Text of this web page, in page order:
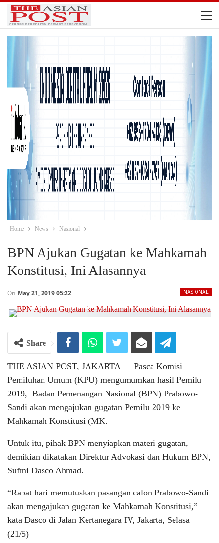
Home News Nasional
BPN Ajukan Gugatan ke Mahkamah
Konstitusi, Ini Alasannya
NASIONAL
On May 21, 2019 05:22
Share
THE ASIAN POST, JAKARTA ― Pasca Komisi
Pemiluhan Umum (KPU) mengumumkan hasil Pemilu
2019, Badan Pemenangan Nasional (BPN) Prabowo-
Sandi akan mengajukan gugatan Pemilu 2019 ke
Mahkamah Konstitusi (MK.
Untuk itu, pihak BPN menyiapkan materi gugatan,
demikian dikatakan Direktur Advokasi dan Hukum BPN,
Sufmi Dasco Ahmad.
“Rapat hari memutuskan pasangan calon Prabowo-Sandi
akan mengajukan gugatan ke Mahkamah Konstitusi,”
kata Dasco di Jalan Kertanegara IV, Jakarta, Selasa
(21/5)